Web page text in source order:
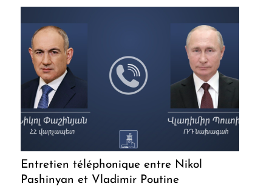
Entretien téléphonique entre Nikol
Pashinyan et Vladimir Poutine